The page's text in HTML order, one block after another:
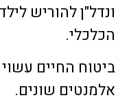
ונדל"ן להוריש
הכלכלי.
ביטוח החיים
אלמנטים שונים.